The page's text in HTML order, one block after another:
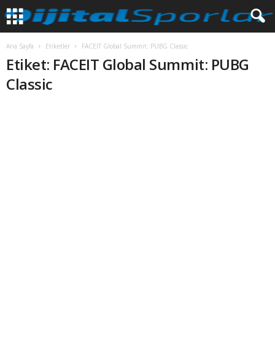
Ana Sayfa Etiketler FACEIT Global Summit: PUBG Classic
Etiket: FACEIT Global Summit: PUBG
Classic